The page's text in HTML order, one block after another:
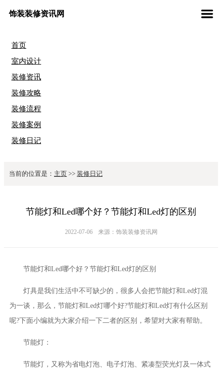
饰装装修资讯网
首页
室内设计
装修资讯
装修攻略
装修流程
装修案例
装修日记
当前的位置是： 主页 >> 装修日记
节能灯和Led哪个好？节能灯和Led灯的区别
2022-07-06 来源：饰装装修资讯网
节能灯和Led哪个好？节能灯和Led灯的区别
灯具是我们生活中不可缺少的，很多人会把节能灯和Led灯混
为一谈，那么，节能灯和Led灯哪个好?节能灯和Led灯有什么区别
呢?下面小编就为大家介绍一下二者的区别，希望对大家有帮助。
节能灯：
节能灯，又称为省电灯泡、电子灯泡、紧凑型荧光灯及一体式